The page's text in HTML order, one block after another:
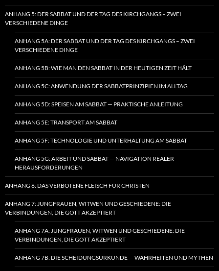
ANHANG 5: DER SABBAT UND DER TAG DES KIRCHGANGS – ZWEI
VERSCHIEDENE DINGE
ANHANG 5A: DER SABBAT UND DER TAG DES KIRCHGANGS – ZWEI
VERSCHIEDENE DINGE
ANHANG 5B: WIE MAN DEN SABBAT IN DER HEUTIGEN ZEIT HÄLT
ANHANG 5C: ANWENDUNG DER SABBATPRINZIPIEN IM ALLTAG
ANHANG 5D: SPEISEN AM SABBAT — PRAKTISCHE ANLEITUNG
ANHANG 5E: TRANSPORT AM SABBAT
ANHANG 5F: TECHNOLOGIE UND UNTERHALTUNG AM SABBAT
ANHANG 5G: ARBEIT UND SABBAT — NAVIGATION REALER
HERAUSFORDERUNGEN
ANHANG 6: DAS VERBOTENE FLEISCH FÜR CHRISTEN
ANHANG 7: JUNGFRAUEN, WITWEN UND GESCHIEDENE: DIE
VERBINDUNGEN, DIE GOTT AKZEPTIERT
ANHANG 7A: JUNGFRAUEN, WITWEN UND GESCHIEDENE: DIE
VERBINDUNGEN, DIE GOTT AKZEPTIERT
ANHANG 7B: DIE SCHEIDUNGSURKUNDE — WAHRHEITEN UND MYTHEN